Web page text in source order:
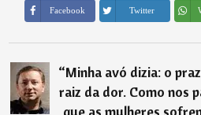
Facebook Twitter
“Minha avó dizia: o
raiz da dor. Como nos